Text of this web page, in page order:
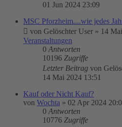
01 Jun 2024 23:09
MSC Pforzheim....wie jedes
von Gelöschter User » 14
Veranstaltungen
0 Antworten
10196 Zugriffe
Letzter Beitrag von
14 Mai 2024 13:51
Kauf oder Nicht Kauf?
von Wochta » 02 Apr 2024
0 Antworten
10776 Zugriffe